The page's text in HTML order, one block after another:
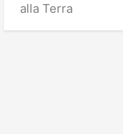
alla Terra